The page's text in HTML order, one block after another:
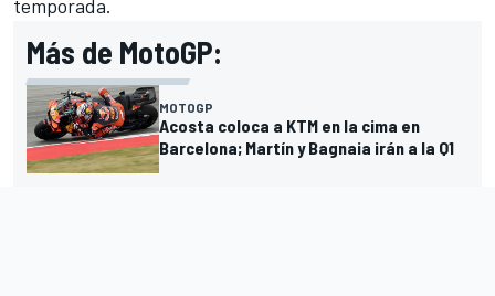
temporada.
Más de MotoGP:
MOTOGP
Acosta coloca a KTM en la cima en
Barcelona; Martín y Bagnaia irán a la Q1